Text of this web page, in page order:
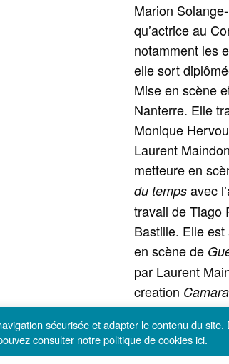
Marion
qu’actrice au
notamment les
elle sort
Mise en scène
Nanterre. Elle
Monique
Laurent
metteure en
du tempsavec
travail de Tiago
Bastille. Elle
en scène de
par Laurent
creation
direction d’ac-
scène son
Elle
sécurisée et adapter le contenu du
consulter notre politique de cookiesici.